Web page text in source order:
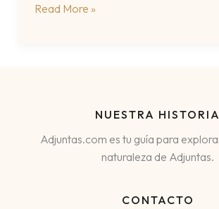
Hacienda
Read More »
NUESTRA HISTORIA
Adjuntas.com es tu guía para
naturaleza de Adjuntas.
CONTACTO